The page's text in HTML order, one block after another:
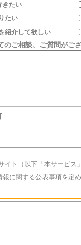
きたい
たい
紹介して欲しい
ご相談、ご質問がご
ト（以下「本サービス
に関する公表事項を定め